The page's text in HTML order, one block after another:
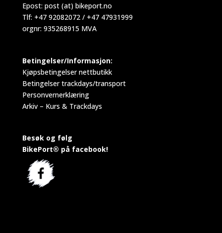
Epost: post (at) bikeport.no
Tlf: +47 92082072 / +47 47931999
orgnr: 935268915 MVA
Betingelser/Informasjon:
Kjøpsbetingelser nettbutikk
Betingelser trackdays/transport
Personvernerklæring
Arkiv – Kurs & Trackdays
Besøk og følg
BikePort® på facebook!